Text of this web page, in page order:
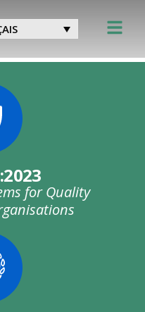
de la
for Quality